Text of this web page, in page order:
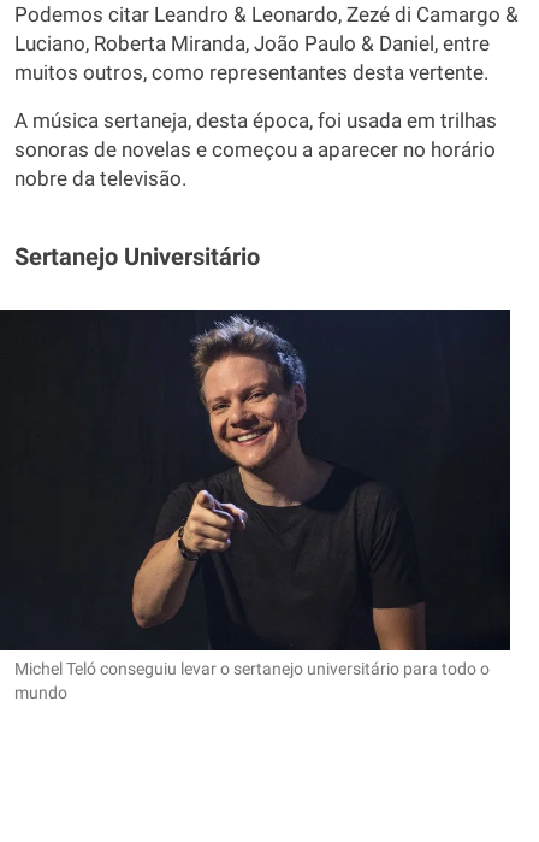
Podemos citar Leandro & Leonardo, Zezé di Camargo &
Luciano, Roberta Miranda, João Paulo & Daniel, entre
muitos outros, como representantes desta vertente.
A música sertaneja, desta época, foi usada em trilhas
sonoras de novelas e começou a aparecer no horário
nobre da televisão.
Sertanejo Universitário
Michel Teló conseguiu levar o sertanejo universitário para todo o
mundo